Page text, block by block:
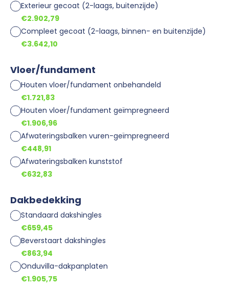
Exterieur gecoat (2-laags, buitenzijde)
€2.902,79
Compleet gecoat (2-laags, binnen- en buitenzijde)
€3.642,10
Vloer/fundament
Houten vloer/fundament onbehandeld
€1.721,83
Houten vloer/fundament geïmpregneerd
€1.906,96
Afwateringsbalken vuren-geïmpregneerd
€448,91
Afwateringsbalken kunststof
€632,83
Dakbedekking
Standaard dakshingles
€659,45
Beverstaart dakshingles
€863,94
Onduvilla-dakpanplaten
€1.905,75